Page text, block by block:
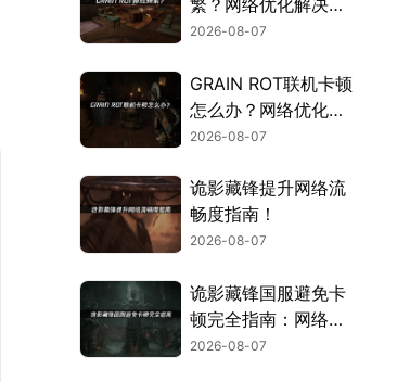
繁？网络优化解决指
南！
2026-08-07
GRAIN ROT联机卡顿
怎么办？网络优化解
决方案！
2026-08-07
诡影藏锋提升网络流
畅度指南！
2026-08-07
诡影藏锋国服避免卡
顿完全指南：网络优
化与解决技巧！
2026-08-07